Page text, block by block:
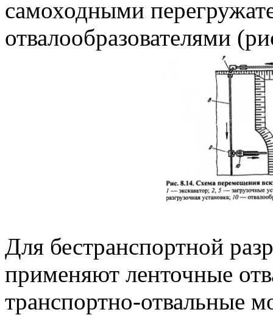
самоходными
отвалообразователями
Для бестранспортной
применяют ленточные
транспортно-отвальные